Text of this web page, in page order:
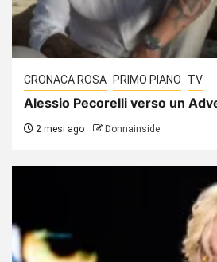
CRONACA ROSA PRIMO PIANO TV
Alessio Pecorelli verso un
2 mesi ago Donnainside